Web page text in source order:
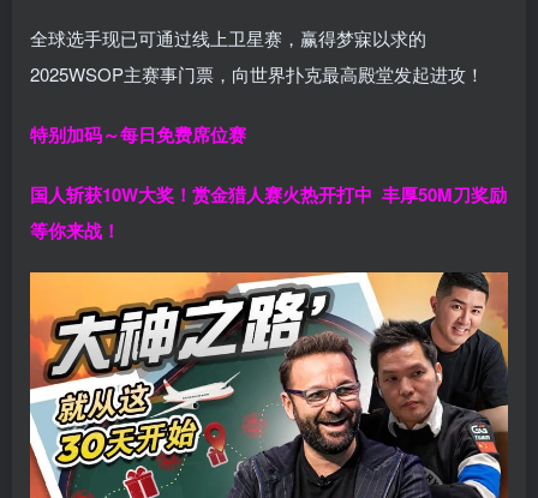
全球选手现已可通过线上卫星赛，赢得梦寐以求的
2025WSOP主赛事门票，向世界扑克最高殿堂发起进攻！
特别加码～每日免费席位赛
国人斩获10W大奖！ 赏金猎人赛火热开打中 丰厚50M刀奖励
等你来战！